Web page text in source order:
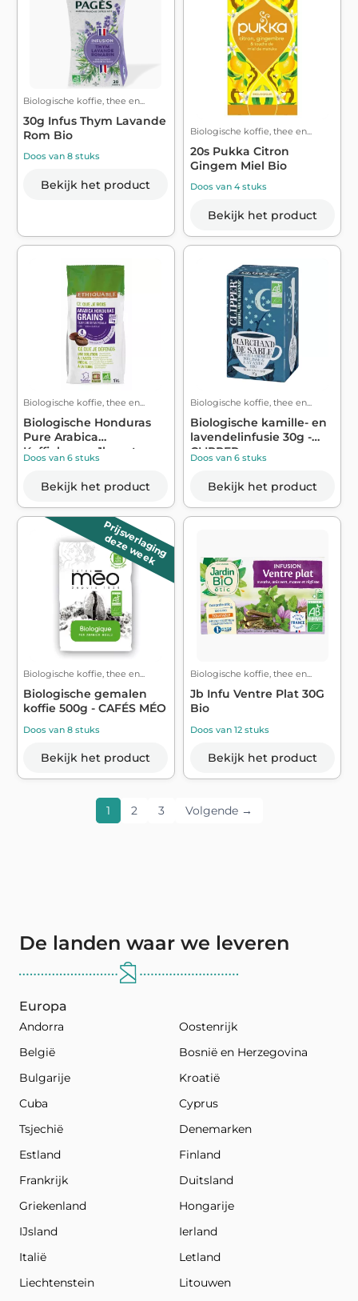
Biologische koffie, thee en...
30g Infus Thym Lavande
Rom Bio
Doos van 8 stuks
Bekijk het product
Biologische koffie, thee en...
20s Pukka Citron
Gingem Miel Bio
Doos van 4 stuks
Bekijk het product
Biologische koffie, thee en...
Biologische Honduras
Pure Arabica
Koffiebonen 1kg -et...
Doos van 6 stuks
Bekijk het product
Biologische koffie, thee en...
Biologische kamille- en
lavendelinfusie 30g -
CLIPPER
Doos van 6 stuks
Bekijk het product
Prijsverlaging
deze week
Biologische koffie, thee en...
Biologische gemalen
koffie 500g - CAFÉS MÉO
Doos van 8 stuks
Bekijk het product
Biologische koffie, thee en...
Jb Infu Ventre Plat 30G
Bio
Doos van 12 stuks
Bekijk het product
1 2 3 Volgende →
De landen waar we leveren
Europa
Andorra
Oostenrijk
België
Bosnië en Herzegovina
Bulgarije
Kroatië
Cuba
Cyprus
Tsjechië
Denemarken
Estland
Finland
Frankrijk
Duitsland
Griekenland
Hongarije
IJsland
Ierland
Italië
Letland
Liechtenstein
Litouwen